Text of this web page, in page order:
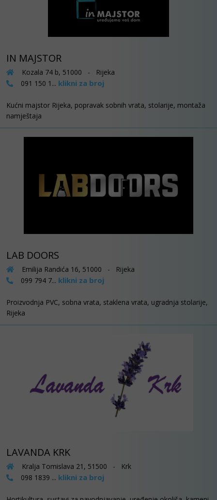
IN MAJSTOR
Kozala 74 b, 51000 - Rijeka
091 150 1... klikni za broj
Kućni majstor Rijeka, popravak sobnih vrata, stolarije, montaža
namještaja
LAB DOORS
Emilija Randića 16, 51000 - Rijeka
099 794 7... klikni za broj
Proizvodnja PVC, sobna vrata, staklena vrata, ugradnja stolarije,
Rijeka
LAVANDA KRK
Kralja Tomislava 21, 51500 - Krk
098 1839 ... klikni za broj